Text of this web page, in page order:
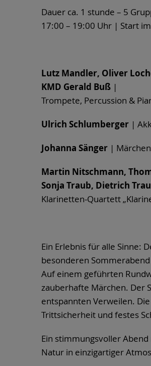
Dauer ca. 1 stunde – 5
17:00 – 19:00 Uhr | Start
Lutz Mandler, Oliver
KMD Gerald Buß |
Trompete, Percussion &
Ulrich Schlumberger |
Johanna Sänger |
Martin Nitschmann,
Sonja Traub, Dietrich
Klarinetten-Quartett
Ein Erlebnis für alle Sinne:
besonderen
Auf einem geführten
zauberhafte Märchen. Der
entspannten Verweilen.
Trittsicherheit und festes
Ein stimmungsvoller
Natur in einzigartiger